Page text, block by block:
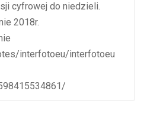
cyfrowej do niedzieli.
2018r.
interfotoeu/interfotoeu